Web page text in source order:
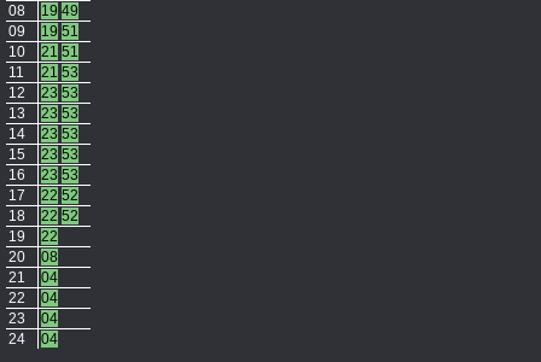
08
19 49
09
19 51
10
21 51
11
21 53
12
23 53
13
23 53
14
23 53
15
23 53
16
23 53
17
22 52
18
22 52
19
22
20
08
21
04
22
04
23
04
24
04